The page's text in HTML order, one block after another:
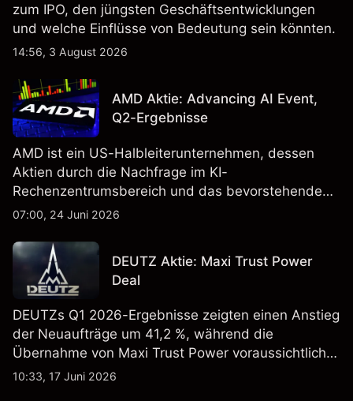
zum IPO, den jüngsten Geschäftsentwicklungen
und welche Einflüsse von Bedeutung sein könnten.
14:56, 3 August 2026
AMD Aktie: Advancing AI Event,
Q2-Ergebnisse
AMD ist ein US-Halbleiterunternehmen, dessen
Aktien durch die Nachfrage im KI-
Rechenzentrumsbereich und das bevorstehende
„Advancing AI 2026"-Event im Juli Aufmerksamkeit
Vergangenheit ist kein verlässlicher Indikator für
zukünftige Ergebnisse.
07:00, 24 Juni 2026
DEUTZ Aktie: Maxi Trust Power
Deal
DEUTZs Q1 2026-Ergebnisse zeigten einen Anstieg
der Neuaufträge um 41,2 %, während die
Übernahme von Maxi Trust Power voraussichtlich
40 Mio. € zum Umsatz von DEUTZ Energy
10:33, 17 Juni 2026